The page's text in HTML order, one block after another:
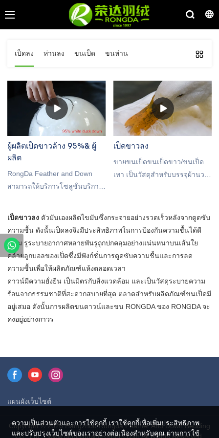
เป็ดลง ห่านลง ขนเป็ด ขนห่าน
เป็ดขาวลง ตัวมันเองผลิตไขมันซึ่งกระจายอย่างรวดเร็วหลังจากดูดซับ
ความชื้น ดังนั้นเป็ดลงจึงมีประสิทธิภาพในการป้องกันความชื้นได้ดี
เยี่ยม รูระบายอากาศหลายพันรูถูกปกคลุมอย่างแน่นหนาบนเส้นใย
คล้ายลูกบอลของเป็ดซึ่งมีฟังก์ชั่นการดูดซับความชื้นและการลด
ความชื้นเพื่อให้ผลิตภัณฑ์แห้งตลอดเวลา
ดาวน์มีความยั่งยืน เป็นมิตรกับสิ่งแวดล้อม และเป็นวัสดุระบายความ
ร้อนจากธรรมชาติที่สะดวกสบายที่สุด ตลาดสำหรับผลิตภัณฑ์ขนเป็ดมี
อยู่เสมอ ดังนั้นการผลิตขนดาวน์และขน RONGDA ของ RONGDA จะ
คงอยู่อย่างถาวร
ผู้ผลิตเป็ดขาวล้าง 95%& ผู้
ผลิต
RongDa Feather and Down
สามารถให้บริการโซลูชั่นบริการ
เป็นซัพพลายเออร์จากประเทศจีน
เป็นผู้ผลิตดาวน์และซัพพลายเออร์
95% ของเป็ดขาวของเราเป็น
โรงงานโดยตรง เรามีข้อดีในแง่
ของราคาตลอดจนการควบคุม
คุณภาพและ การจัดส่ง prodcuts
ของเราผ่านการรับรอง RDS เรา
สามารถกำหนดมาตรฐาน GB /
EU / AU / US ตามความต้องการ
ของลูกค้ายินดีต้อนรับสู่คำถาม
เป็ดขาวลง
ขายขนเป็ดขนเป็ดขาว/ขนเป็ด
เทา เป็นวัสดุสำหรับบรรจุผ้านวม
แผนผังเว็บไซต์
Copyright © 2026 Hangzhou Rongda Feather And Down Bedding
Co., Ltd. - www.globaldownfeathers.com All Rights Reserved.
ความเป็นส่วนตัวและการใช้คุกกี้ เราใช้คุกกี้เพื่อเพิ่มประสิทธิภาพ
และปรับปรุงเว็บไซต์ของเราอย่างต่อเนื่องสำหรับคุณ ผ่านการใช้